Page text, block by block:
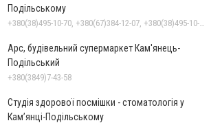
Подільському
+380(38)495-10-70, +380(67)384-12-07, +380(38)495-10-80
Арс, будівельний супермаркет Кам'янець-
Подільський
+380(3849)7-43-58
Студія здорової посмішки - стоматологія у
Кам’янці-Подільському